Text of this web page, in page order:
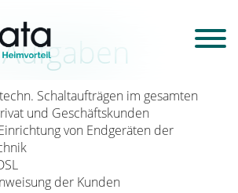
Schaltaufträgen im gesamten
und Geschäftskunden
von Endgeräten der
der Kunden